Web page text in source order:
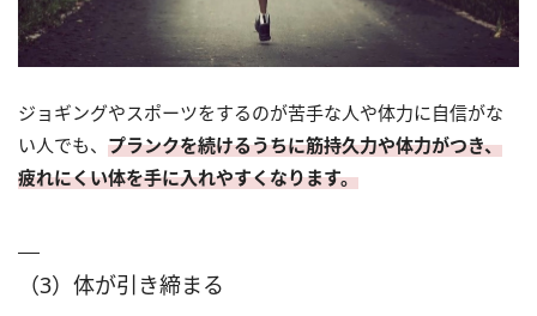
ジョギングやスポーツをするのが苦手な人や体力に自信がな
い人でも、 プランクを続けるうちに筋持久力や体力がつき、
疲れにくい体を手に入れやすくなります。
（3）体が引き締まる